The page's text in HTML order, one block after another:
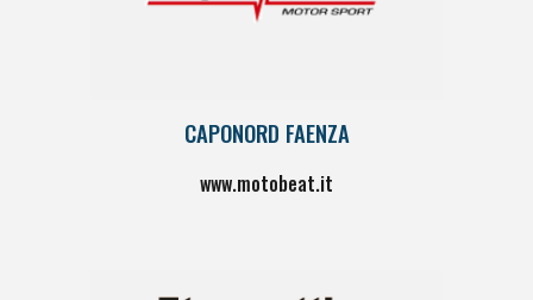
CAPONORD FAENZA
www.motobeat.it